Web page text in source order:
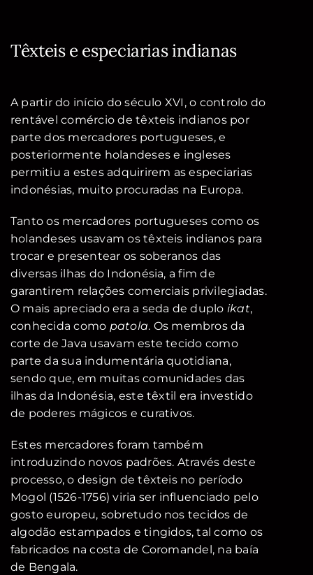
Têxteis e especiarias indianas
A partir do início do século XVI, o controlo do
rentável comércio de têxteis indianos por
parte dos mercadores portugueses, e
posteriormente holandeses e ingleses
permitiu a estes adquirirem as especiarias
indonésias, muito procuradas na Europa.
Tanto os mercadores portugueses como os
holandeses usavam os têxteis indianos para
trocar e presentear os soberanos das
diversas ilhas do Indonésia, a fim de
garantirem relações comerciais privilegiadas.
O mais apreciado era a seda de duplo ikat,
conhecida como patola. Os membros da
corte de Java usavam este tecido como
parte da sua indumentária quotidiana,
sendo que, em muitas comunidades das
ilhas da Indonésia, este têxtil era investido
de poderes mágicos e curativos.
Estes mercadores foram também
introduzindo novos padrões. Através deste
processo, o design de têxteis no período
Mogol (1526-1756) viria ser influenciado pelo
gosto europeu, sobretudo nos tecidos de
algodão estampados e tingidos, tal como os
fabricados na costa de Coromandel, na baía
de Bengala.